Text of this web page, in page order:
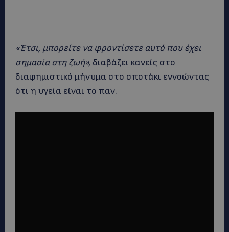
«Έτσι, μπορείτε να φροντίσετε αυτό που έχει
σημασία στη ζωή», διαβάζει κανείς στο
διαφημιστικό μήνυμα στο σποτάκι εννοώντας
ότι η υγεία είναι το παν.